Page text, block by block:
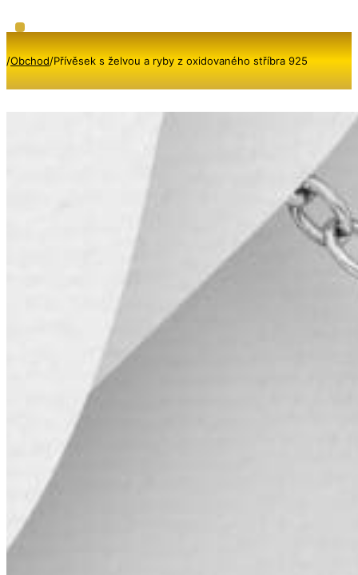
/Obchod/Přívěsek s želvou a ryby z oxidovaného stříbra 925